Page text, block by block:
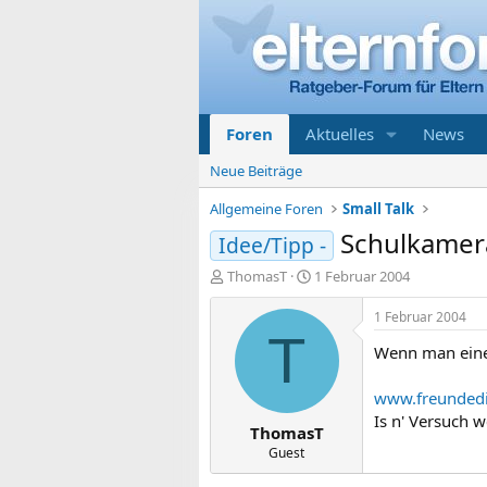
Foren Aktuelles News
Neue Beiträge
Allgemeine Foren
Small Talk
Idee/Tipp -
E
r
ThomasT
E
r
s
t
a
1 Februar 2004
T
ThomasT
Guest
1 Februar 2004
Wenn man
Is n' Versuch